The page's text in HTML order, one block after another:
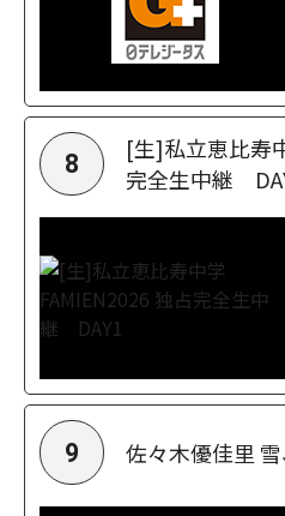
8
[生]私立恵比寿
完全生中継
9 佐々木優佳里